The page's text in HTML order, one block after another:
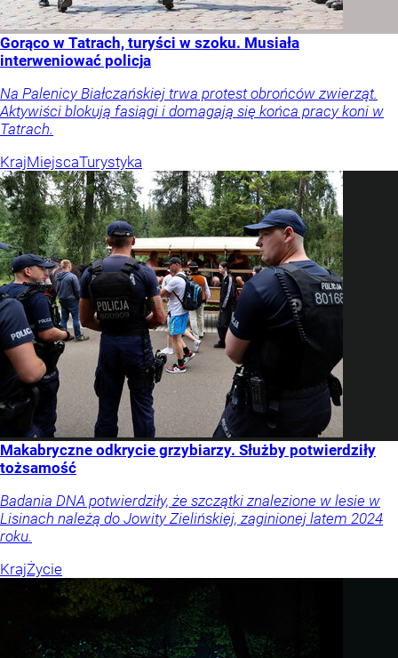
Gorąco w Tatrach, turyści w szoku. Musiała
interweniować policja
Na Palenicy Białczańskiej trwa protest obrońców zwierząt.
Aktywiści blokują fasiągi i domagają się końca pracy koni w
Tatrach.
KrajMiejscaTurystyka
Makabryczne odkrycie grzybiarzy. Służby potwierdziły
tożsamość
Badania DNA potwierdziły, że szczątki znalezione w lesie w
Lisinach należą do Jowity Zielińskiej, zaginionej latem 2024
roku.
KrajŻycie